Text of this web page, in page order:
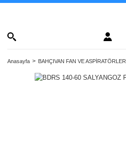
Anasayfa BAHÇIVAN FAN VE ASPİRATÖRLER